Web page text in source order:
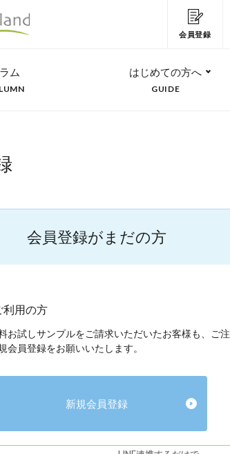
会員登録
ム はじめての方へ
GUIDE
会員登録がまだの方
利用の方
お試しサンプルをご請求いただいたお客様も、ご注
会員登録をお願いいたします。
新規会員登録